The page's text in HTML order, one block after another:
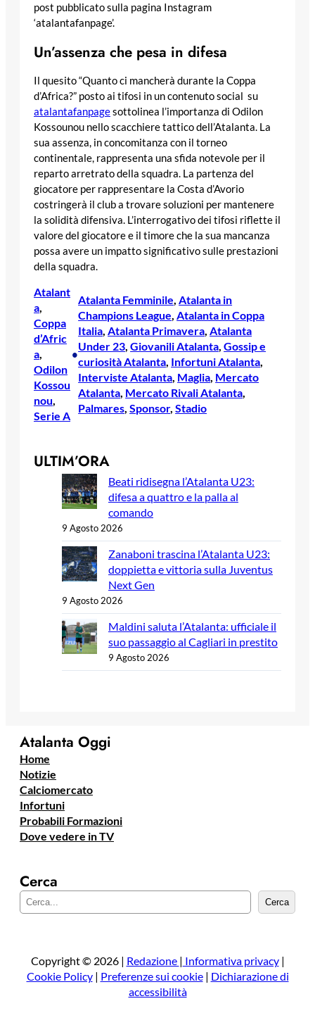
post pubblicato sulla pagina Instagram
‘atalantafanpage’.
Un’assenza che pesa in difesa
Il quesito “Quanto ci mancherà durante la Coppa
d’Africa?” posto ai tifosi in un contenuto social su
atalantafanpagesottolinea l’importanza di Odilon
Kossounou nello scacchiere tattico dell’Atalanta. La
sua assenza, in concomitanza con il torneo
continentale, rappresenta una sfida notevole per il
reparto arretrato della squadra. La partenza del
giocatore per rappresentare la Costa d’Avorio
costringerà il club a trovare soluzioni per mantenere
la solidità difensiva. L’interrogativo dei tifosi riflette il
valore del giocatore e il timore che la sua mancanza
possa avere un impatto significativo sulle prestazioni
della squadra.
Atalant
a
Coppa
d’Afric
a
Odilon
Kossou
nou
Serie A
•
Atalanta Femminile, Atalanta in
Champions League, Atalanta in Coppa
Italia, Atalanta Primavera, Atalanta
Under 23, Giovanili Atalanta, Gossip e
curiosità Atalanta, Infortuni Atalanta
Interviste Atalanta, Maglia, Mercato
Atalanta, Mercato Rivali Atalanta
Palmares, Sponsor, Stadio
ULTIM’ORA
Beati ridisegna l’Atalanta U23:
difesa a quattro e la palla al
comando
9 Agosto 2026
Zanaboni trascina l’Atalanta U23:
doppietta e vittoria sulla Juventus
Next Gen
9 Agosto 2026
Maldini saluta l’Atalanta: ufficiale il
suo passaggio al Cagliari in prestito
9 Agosto 2026
Atalanta Oggi
Home
Notizie
Calciomercato
Infortuni
Probabili Formazioni
Dove vedere in TV
Cerca
e
a
Cerca
Copyright © 2026 | Redazione | Informativa privacy|
Cookie Policy| Preferenze sui cookie| Dichiarazione di
accessibilità